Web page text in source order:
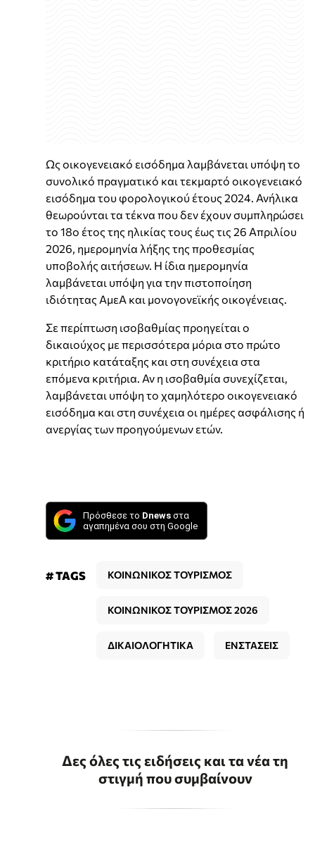
Ως οικογενειακό εισόδημα λαμβάνεται υπόψη το
συνολικό πραγματικό και τεκμαρτό οικογενειακό
εισόδημα του φορολογικού έτους 2024. Ανήλικα
θεωρούνται τα τέκνα που δεν έχουν συμπληρώσει
το 18ο έτος της ηλικίας τους έως τις 26 Απριλίου
2026, ημερομηνία λήξης της προθεσμίας
υποβολής αιτήσεων. Η ίδια ημερομηνία
λαμβάνεται υπόψη για την πιστοποίηση
ιδιότητας ΑμεΑ και μονογονεϊκής οικογένειας.
Σε περίπτωση ισοβαθμίας προηγείται ο
δικαιούχος με περισσότερα μόρια στο πρώτο
κριτήριο κατάταξης και στη συνέχεια στα
επόμενα κριτήρια. Αν η ισοβαθμία συνεχίζεται,
λαμβάνεται υπόψη το χαμηλότερο οικογενειακό
εισόδημα και στη συνέχεια οι ημέρες ασφάλισης ή
ανεργίας των προηγούμενων ετών.
Πρόσθεσε το Dnews στα
αγαπημένα σου στη Google
# TAGS ΚΟΙΝΩΝΙΚΟΣ ΤΟΥΡΙΣΜΟΣ
ΚΟΙΝΩΝΙΚΟΣ ΤΟΥΡΙΣΜΟΣ 2026
ΔΙΚΑΙΟΛΟΓΗΤΙΚΑ ΕΝΣΤΑΣΕΙΣ
Δες όλες τις ειδήσεις και τα νέα τη
στιγμή που συμβαίνουν